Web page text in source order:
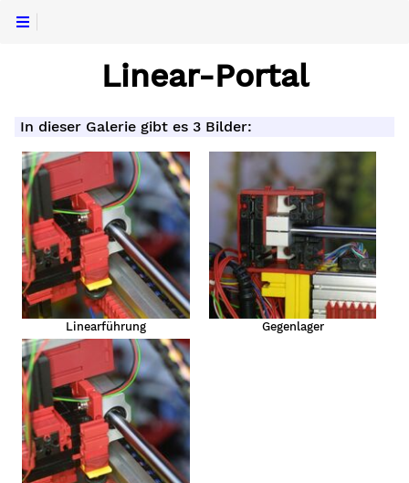
Linear-Portal
In dieser Galerie gibt es 3 Bilder:
Linearführung Gegenlager